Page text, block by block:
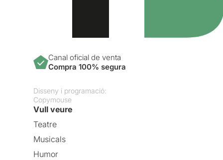
Canal oficial de venta
Compra 100% segura
Disseny i programació:
Copymouse
Vull veure
Teatre
Musicals
Humor